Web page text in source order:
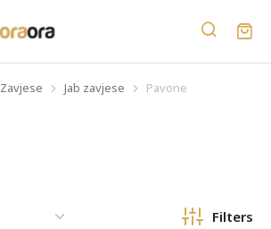
Zavjese Jab zavjese Pavone
Filters